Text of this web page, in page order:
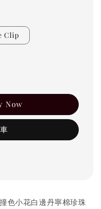
Clip
Now
色小花白邊丹寧棉珍珠